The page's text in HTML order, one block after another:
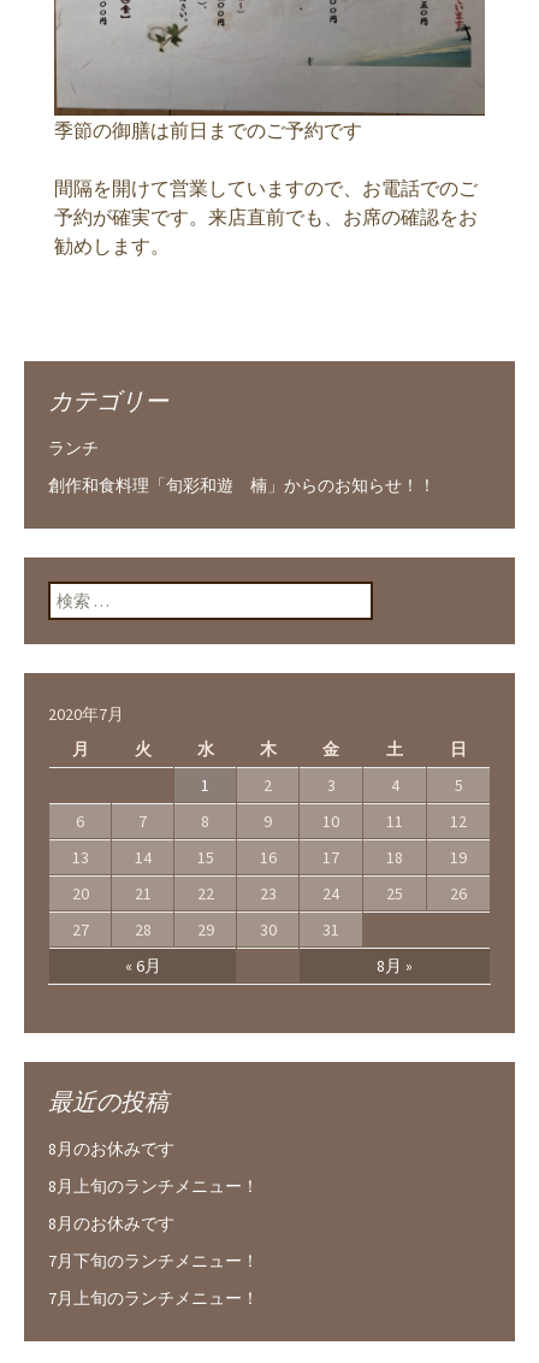
季節の御膳は前日までのご予約です
間隔を開けて営業していますので、お電話でのご
予約が確実です。来店直前でも、お席の確認をお
勧めします。
カテゴリー
ランチ
創作和食料理「旬彩和遊 楠」からのお知らせ！！
検索:
2020年7月
月
火 水 木 金 土 日
« 6月 8月 »
1 2 3 4
5
6
7 8 9 10 11
12
13
14 15 16 17 18
19
20
21 22 23 24 25
26
27
28 29 30 31
最近の投稿
8月のお休みです
8月上旬のランチメニュー！
8月のお休みです
7月下旬のランチメニュー！
7月上旬のランチメニュー！